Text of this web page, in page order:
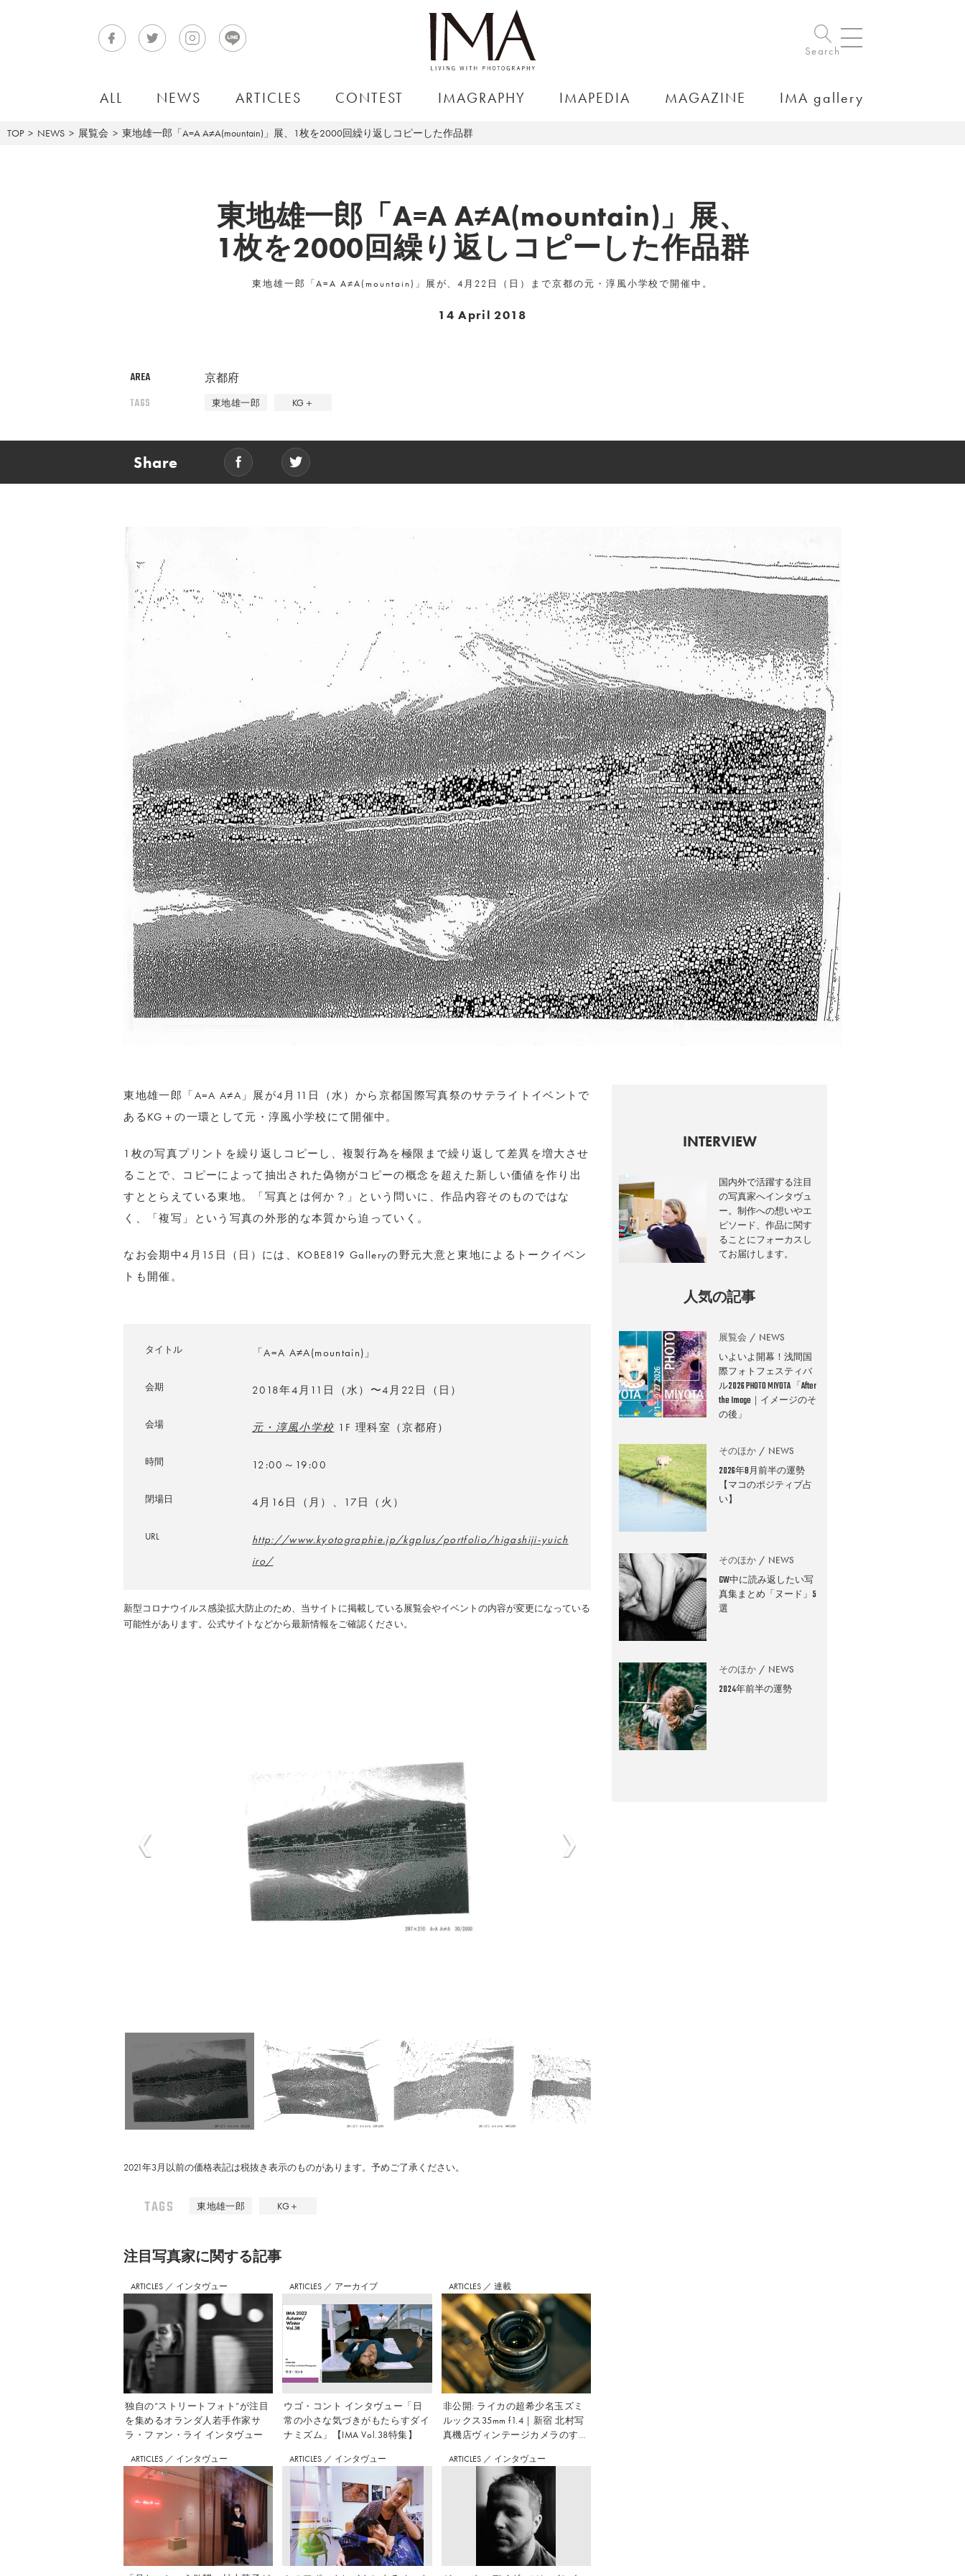
Search
ALL NEWS ARTICLES CONTEST IMAGRAPHY IMAPEDIA MAGAZINE IMA gallery
TOP NEWS 展覧会 東地雄一郎「A=A A≠A(mountain)」展、1枚を2000回繰り返しコピーした作品群
東地雄一郎「A=A A≠A(mountain)」展、
1枚を2000回繰り返しコピーした作品群
東地雄一郎「A=A A≠A(mountain)」展が、4月22日（日）まで京都の元・淳風小学校で開催中。
14 April 2018
AREA 京都府
TAGS 東地雄一郎 KG＋
Share
東地雄一郎「A=A A≠A」展が4月11日（水） から京都国際写真祭のサテライトイベントで
あるKG＋の一環として元・淳風小学校にて開催中。
1枚の写真プリントを繰り返しコピーし、複製行為を極限まで繰り返して差異を増大させ
ることで、 コピーによって抽出された偽物がコピーの概念を超えた新しい価値 を作り出
すととらえている東地。「写真とは何か？」 という問いに、作品内容そのものではな
く、「複写」
という写真の外形的な本質から迫っていく。
なお会期中4月15日（日）には、KOBE819 Galleryの野元大意と東地によるトークイベン
トも開催。
タイトル 「A=A A≠A(mountain)」
会期 2018年4月11日（水）〜4月22日（日）
会場 元・淳風小学校1F 理科室（京都府）
時間 12:00～19:00
閉場日 4月16日（月）、17日（火）
URL
http://www.kyotographie.jp/kgplus/portfolio/higashiji-yuich
iro/
新型コロナウイルス感染拡大防止のため、当サイトに掲載している展覧会やイベントの内容が変更になっている
可能性があります。公式サイトなどから最新情報をご確認ください。
2021年3月以前の価格表記は税抜き表示のものがあります。予めご了承ください。
TAGS 東地雄一郎 KG＋
注⽬写真家に関する記事
ARTICLES ／ インタヴュー
独自の“ストリートフォト”が注目
を集めるオランダ人若手作家サ
ラ・ファン・ライ インタヴュー
ARTICLES ／ アーカイブ
ウゴ・コント インタヴュー「日
常の小さな気づきがもたらすダイ
ナミズム」【IMA Vol.38特集】
ARTICLES ／ 連載
非公開: ライカの超希少名玉ズミ
ルックス35mm f1.4｜新宿 北村写
真機店ヴィンテージカメラのすす
ARTICLES ／ インタヴュー ARTICLES ／ インタヴュー ARTICLES ／ インタヴュー
INTERVIEW
国内外で活躍する注目
の写真家へインタヴュ
ー。制作への想いやエ
ピソード、作品に関す
ることにフォーカスし
てお届けします。
人気の記事
展覧会 NEWS
いよいよ開幕！浅間国
際フォトフェスティバ
ル2026 PHOTO MIYOTA 「After
the Image｜イメージのそ
の後」
そのほか NEWS
2026年8月前半の運勢
【マコのポジティブ占
い】
そのほか NEWS
GW中に読み返したい写
真集まとめ「ヌード」5
選
そのほか NEWS
2024年前半の運勢